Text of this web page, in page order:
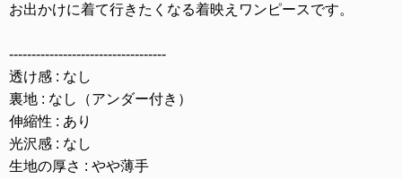
お出かけに着て行きたくなる着映えワンピースです。
-----------------------------------
透け感 : なし
裏地 : なし（アンダー付き）
伸縮性 : あり
光沢感 : なし
生地の厚さ : やや薄手